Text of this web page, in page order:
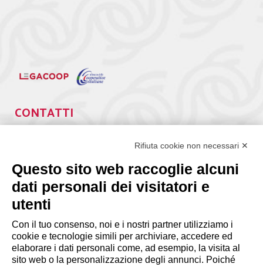
CONTATTI
segreteria@lps.coop
INFORMAZIONI
Rifiuta cookie non necessari ✕
Questo sito web raccoglie alcuni
dati personali dei visitatori e
utenti
Con il tuo consenso, noi e i nostri partner utilizziamo i
cookie e tecnologie simili per archiviare, accedere ed
elaborare i dati personali come, ad esempio, la visita al
sito web o la personalizzazione degli annunci. Poiché